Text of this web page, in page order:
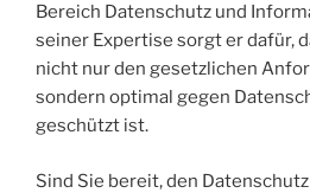
Bereich Datenschutz und
seiner Expertise sorgt er dafür,
nicht nur den gesetzlichen
sondern optimal gegen
geschützt ist.
Sind Sie bereit, den